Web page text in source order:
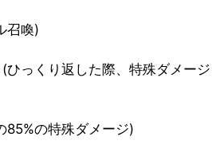
召喚)
ひっくり返した際、特殊ダメージ
85%の特殊ダメージ)